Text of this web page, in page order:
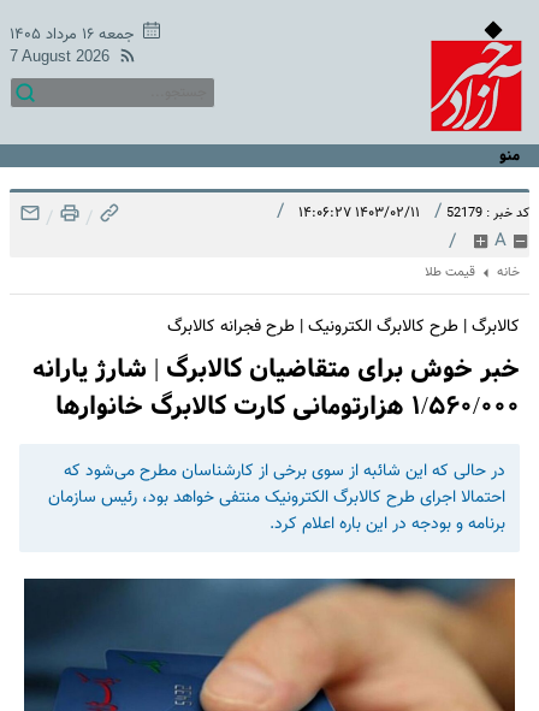
جمعه ۱۶ مرداد ۱۴۰۵
7 August 2026
منو
کد خبر : 52179 / ۱۴۰۳/۰۲/۱۱ ۱۴:۰۶:۲۷ /
A
/
/
/
خانه قیمت طلا
کالابرگ | طرح کالابرگ الکترونیک | طرح فجرانه کالابرگ
خبر خوش برای متقاضیان کالابرگ | شارژ یارانه
۱/۵۶۰/۰۰۰ هزارتومانی کارت کالابرگ خانوارها
در حالی که این شائبه از سوی برخی از کارشناسان مطرح می‌شود که
احتمالا اجرای طرح کالابرگ الکترونیک منتفی خواهد بود، رئیس سازمان
برنامه و بودجه در این باره اعلام کرد.